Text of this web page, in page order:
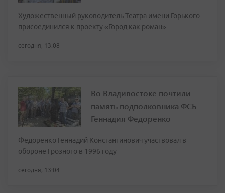
Художественный руководитель Театра имени Горького
присоединился к проекту «Город как роман»
сегодня, 13:08
Во Владивостоке почтили
память подполковника ФСБ
Геннадия Федоренко
Федоренко Геннадий Константинович участвовал в
обороне Грозного в 1996 году
сегодня, 13:04